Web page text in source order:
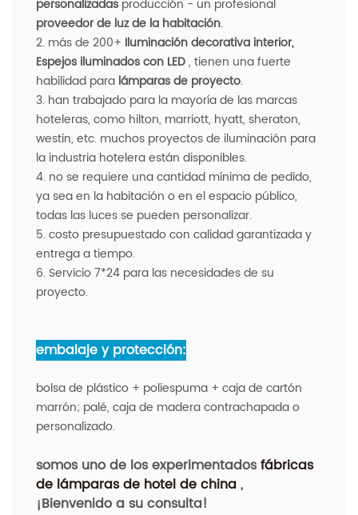
personalizadas producción - un profesional
proveedor de luz de la habitación.
2. más de 200+ Iluminación decorativa interior,
Espejos iluminados con LED, tienen una fuerte
habilidad para lámparas de proyecto.
3. han trabajado para la mayoría de las marcas
hoteleras, como hilton, marriott, hyatt, sheraton,
westin, etc. muchos proyectos de iluminación para
la industria hotelera están disponibles.
4. no se requiere una cantidad mínima de pedido,
ya sea en la habitación o en el espacio público,
todas las luces se pueden personalizar.
5. costo presupuestado con calidad garantizada y
entrega a tiempo.
6. Servicio 7*24 para las necesidades de su
proyecto.
embalaje y protección:
bolsa de plástico + poliespuma + caja de cartón
marrón; palé, caja de madera contrachapada o
personalizado.
somos uno de los experimentadosfábricas
de lámparas de hotel de china,
¡Bienvenido a su consulta!